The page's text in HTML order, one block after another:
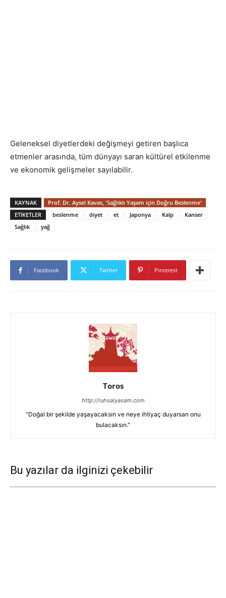
Geleneksel diyetlerdeki değişmeyi getiren başlıca
etmenler arasında, tüm dünyayı saran kültürel etkilenme
ve ekonomik gelişmeler sayılabilir.
KAYNAK
Prof. Dr. Aysel Kavas, 'Sağlıklı Yaşam için Doğru Beslenme'
ETIKETLER
beslenme diyet et Japonya Kalp
Kanser
Sağlık
yağ
Facebook Twitter Pinterest
Toros
http://ruhsalyasam.com
"Doğal bir şekilde yaşayacaksın ve neye ihtiyaç duyarsan onu
bulacaksın."
Bu yazılar da ilginizi çekebilir